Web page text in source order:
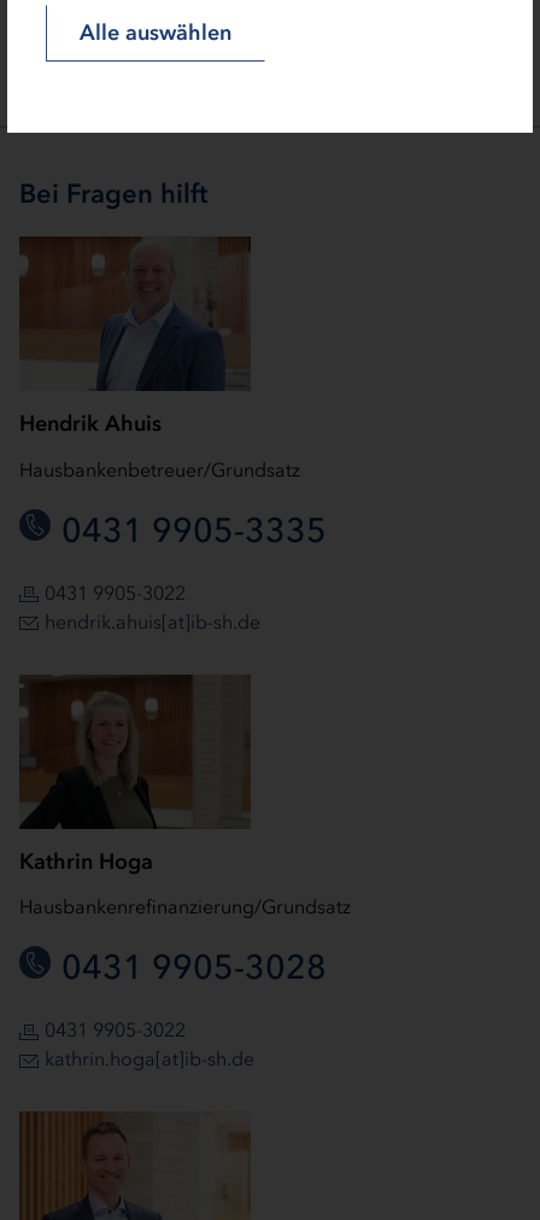
Alle auswählen
0431 9905-63365
foerderlotsen[at]ib-sh.de
Bei Fragen hilft
Hendrik Ahuis
Hausbankenbetreuer/Grundsatz
0431 9905-3335
0431 9905-3022
hendrik.ahuis[at]ib-sh.de
Kathrin Hoga
Hausbankenrefinanzierung/Grundsatz
0431 9905-3028
0431 9905-3022
kathrin.hoga[at]ib-sh.de